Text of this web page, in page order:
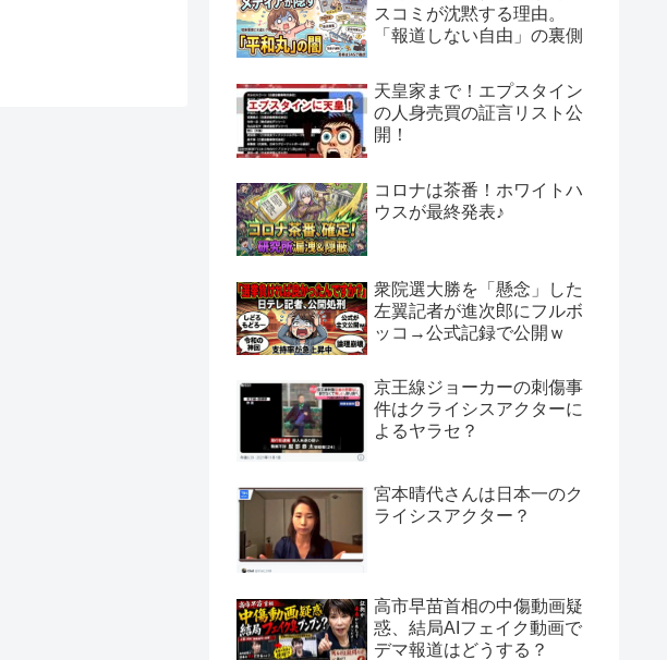
スコミが沈黙する理由。
「報道しない自由」の裏側
天皇家まで！エプスタイン
の人身売買の証言リスト公
開！
コロナは茶番！ホワイトハ
ウスが最終発表♪
衆院選大勝を「懸念」した
左翼記者が進次郎にフルボ
ッコ→公式記録で公開ｗ
京王線ジョーカーの刺傷事
件はクライシスアクターに
よるヤラセ？
宮本晴代さんは日本一のク
ライシスアクター？
高市早苗首相の中傷動画疑
惑、結局AIフェイク動画で
デマ報道はどうする？